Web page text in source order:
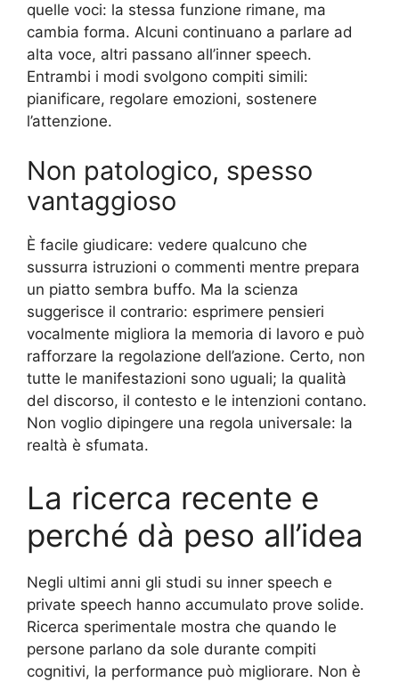
quelle voci: la stessa funzione rimane, ma
cambia forma. Alcuni continuano a parlare ad
alta voce, altri passano all’inner speech.
Entrambi i modi svolgono compiti simili:
pianificare, regolare emozioni, sostenere
l’attenzione.
Non patologico, spesso
vantaggioso
È facile giudicare: vedere qualcuno che
sussurra istruzioni o commenti mentre prepara
un piatto sembra buffo. Ma la scienza
suggerisce il contrario: esprimere pensieri
vocalmente migliora la memoria di lavoro e può
rafforzare la regolazione dell’azione. Certo, non
tutte le manifestazioni sono uguali; la qualità
del discorso, il contesto e le intenzioni contano.
Non voglio dipingere una regola universale: la
realtà è sfumata.
La ricerca recente e
perché dà peso all’idea
Negli ultimi anni gli studi su inner speech e
private speech hanno accumulato prove solide.
Ricerca sperimentale mostra che quando le
persone parlano da sole durante compiti
cognitivi, la performance può migliorare. Non è